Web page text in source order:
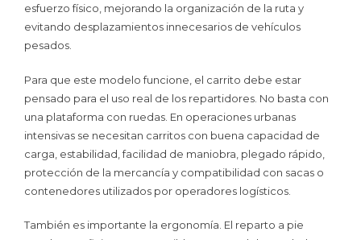
esfuerzo físico, mejorando la organización de la ruta y
evitando desplazamientos innecesarios de vehículos
pesados.
Para que este modelo funcione, el carrito debe estar
pensado para el uso real de los repartidores. No basta con
una plataforma con ruedas. En operaciones urbanas
intensivas se necesitan carritos con buena capacidad de
carga, estabilidad, facilidad de maniobra, plegado rápido,
protección de la mercancía y compatibilidad con sacas o
contenedores utilizados por operadores logísticos.
También es importante la ergonomía. El reparto a pie